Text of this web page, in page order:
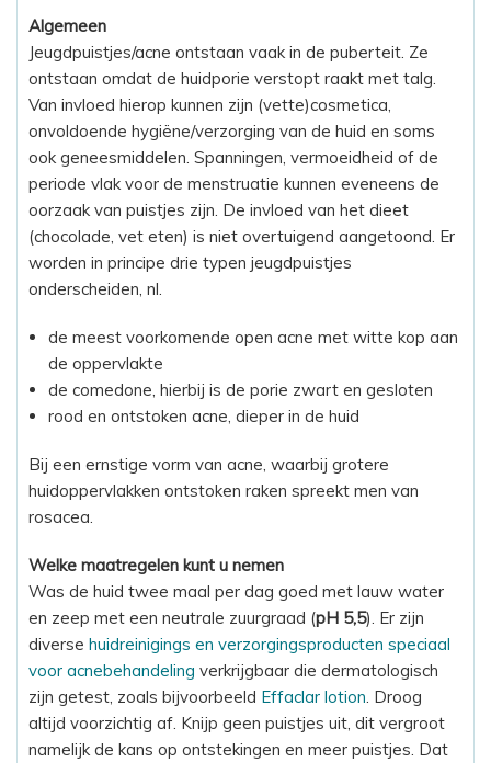
Algemeen
Jeugdpuistjes/acne ontstaan vaak in de puberteit. Ze
ontstaan omdat de huidporie verstopt raakt met talg.
Van invloed hierop kunnen zijn (vette)cosmetica,
onvoldoende hygiëne/verzorging van de huid en soms
ook geneesmiddelen. Spanningen, vermoeidheid of de
periode vlak voor de menstruatie kunnen eveneens de
oorzaak van puistjes zijn. De invloed van het dieet
(chocolade, vet eten) is niet overtuigend aangetoond. Er
worden in principe drie typen jeugdpuistjes
onderscheiden, nl.
de meest voorkomende open acne met witte kop aan
de oppervlakte
de comedone, hierbij is de porie zwart en gesloten
rood en ontstoken acne, dieper in de huid
Bij een ernstige vorm van acne, waarbij grotere
huidoppervlakken ontstoken raken spreekt men van
rosacea.
Welke maatregelen kunt u nemen
Was de huid twee maal per dag goed met lauw water
en zeep met een neutrale zuurgraad (pH 5,5). Er zijn
diverse huidreinigings en verzorgingsproducten speciaal
voor acnebehandeling verkrijgbaar die dermatologisch
zijn getest, zoals bijvoorbeeld Effaclar lotion . Droog
altijd voorzichtig af. Knijp geen puistjes uit, dit vergroot
namelijk de kans op ontstekingen en meer puistjes. Dat